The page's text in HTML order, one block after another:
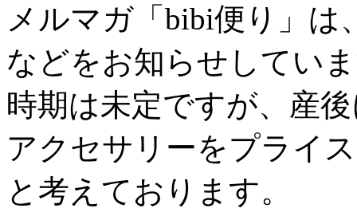
メルマガ「bibi便り」
などをお知らせしてい
時期は未定ですが、産
アクセサリーをプライ
と考えております。